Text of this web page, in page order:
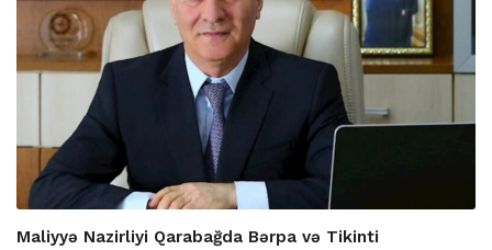
Maliyyə Nazirliyi Qarabağda Bərpa və Tikinti